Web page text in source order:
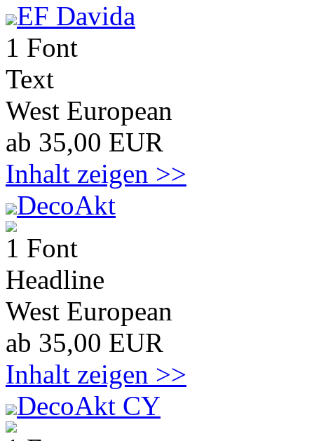
EF Davida
1 Font
Text
West European
ab 35,00 EUR
Inhalt zeigen >>
DecoAkt
1 Font
Headline
West European
ab 35,00 EUR
Inhalt zeigen >>
DecoAkt CY